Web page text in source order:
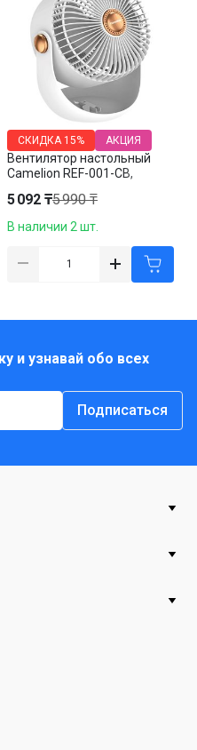
Вентилятор настольный
Camelion REF-001-CB,
СКИДКА 15% АКЦИЯ
5 092 ₸5 990 ₸
В наличии 2 шт.
и узнавай обо всех
Подписаться